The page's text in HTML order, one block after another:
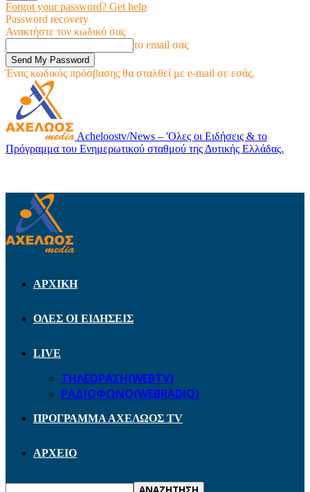
Forgot your password? Get help
Password recovery
Ανακτήστε τον κωδικό σας
το email σας
Ένας κωδικός πρόσβασης θα σταλθεί με e-mail σε εσάς.
Acheloostv/News – 'Ολες οι Ειδήσεις & το
Πρόγραμμα του Ενημερωτικού σταθμού της Δυτικής Ελλάδας.
ΑΡΧΙΚΗ
ΟΛΕΣ ΟΙ ΕΙΔΗΣΕΙΣ
LIVE
ΤΗΛΕΟΡΑΣΗ(WEBTV)
ΡΑΔΙΟΦΩΝΟ(WEBRADIO)
ΠΡΟΓΡΑΜΜΑ ΑΧΕΛΩΟΣ TV
ΑΡΧΕΙΟ